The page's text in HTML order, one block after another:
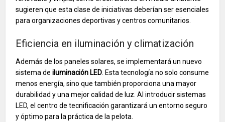
sugieren que esta clase de iniciativas deberían ser esenciales
para organizaciones deportivas y centros comunitarios.
Eficiencia en iluminación y climatización
Además de los paneles solares, se implementará un nuevo
sistema deiluminación LED . Esta tecnología no solo consume
menos energía, sino que también proporciona una mayor
durabilidad y una mejor calidad de luz. Al introducir sistemas
LED, el centro de tecnificación garantizará un entorno seguro
y óptimo para la práctica de la pelota.